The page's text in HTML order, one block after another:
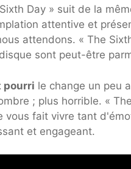
Day » suit de la
attentive et
attendons. « The
sont peut-être
pourri le change un peu
; plus horrible. «
vous fait vivre tant
et engageant.